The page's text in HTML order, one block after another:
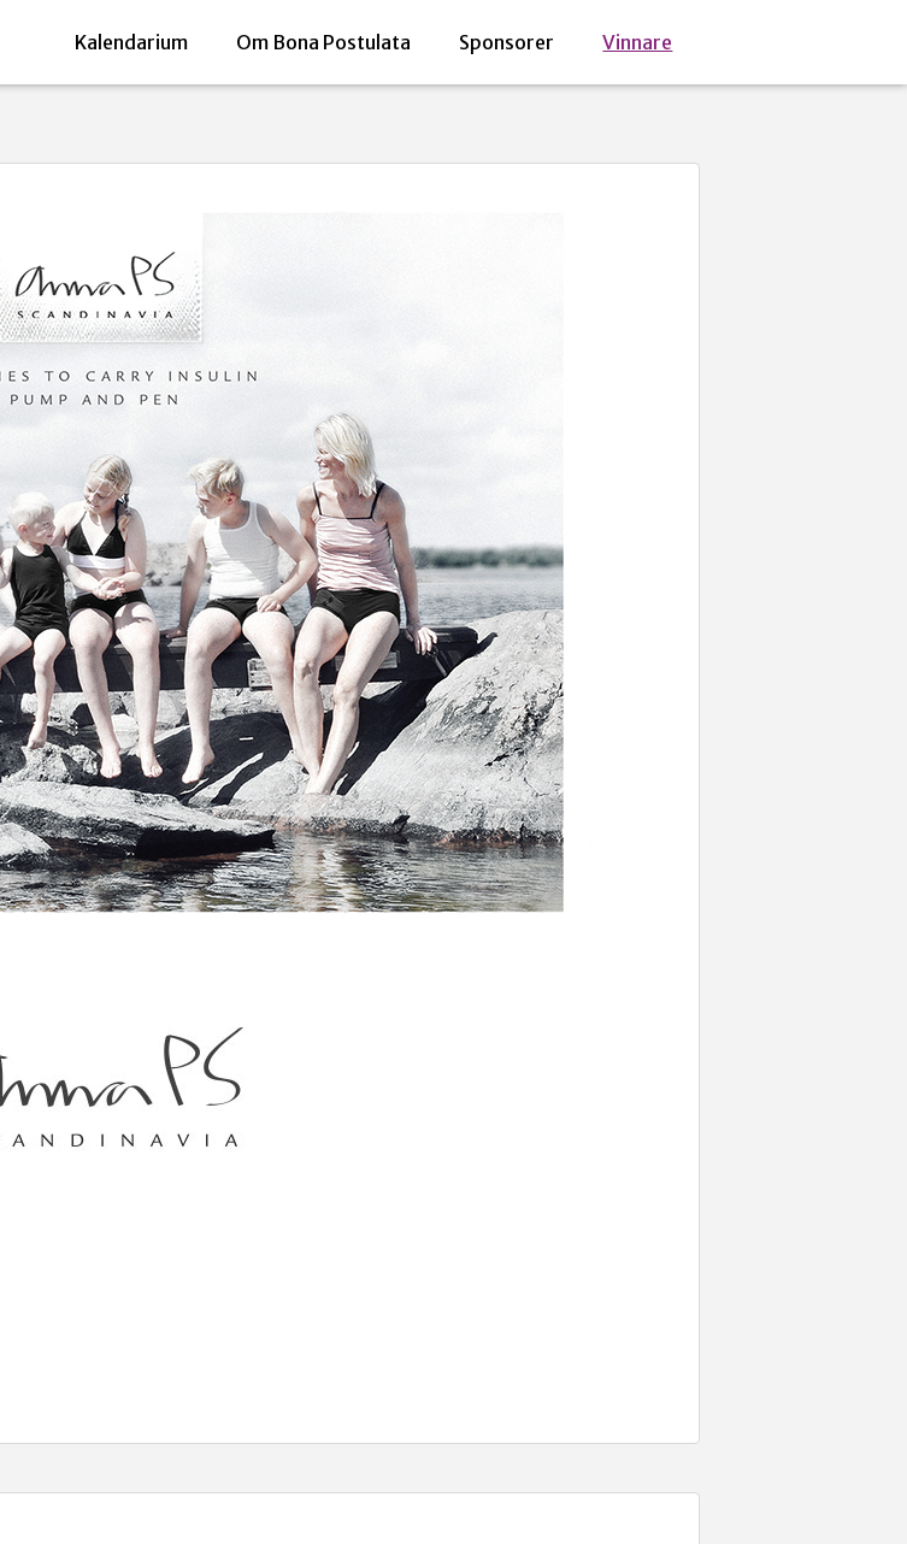
Kalendarium Om Bona Postulata Sponsorer Vinnare